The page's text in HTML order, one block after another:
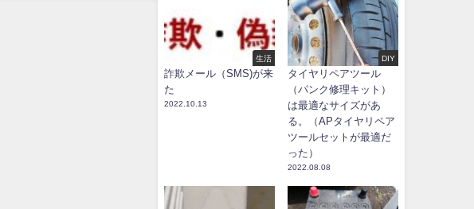
生活
詐欺メール（SMS)が来
た
2022.10.13
DIY
タイヤリペアツール
（パンク修理キット）
は最適なサイズがあ
る。（APタイヤリペア
ツールセットが最適だ
った）
2022.08.08